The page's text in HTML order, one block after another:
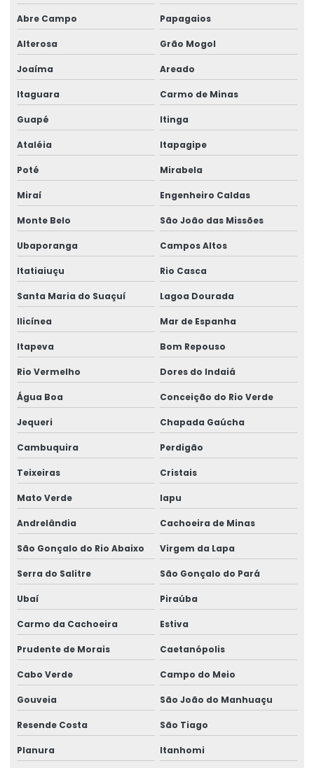
Abre Campo Papagaios
Alterosa Grão Mogol
Joaíma Areado
Itaguara Carmo de Minas
Guapé Itinga
Ataléia Itapagipe
Poté Mirabela
Miraí Engenheiro Caldas
Monte Belo São João das Missões
Ubaporanga Campos Altos
Itatiaiuçu Rio Casca
Santa Maria do Suaçuí Lagoa Dourada
Ilicínea Mar de Espanha
Itapeva Bom Repouso
Rio Vermelho Dores do Indaiá
Água Boa Conceição do Rio Verde
Jequeri Chapada Gaúcha
Cambuquira Perdigão
Teixeiras Cristais
Mato Verde Iapu
Andrelândia Cachoeira de Minas
São Gonçalo do Rio Abaixo Virgem da Lapa
Serra do Salitre São Gonçalo do Pará
Ubaí Piraúba
Carmo da Cachoeira Estiva
Prudente de Morais Caetanópolis
Cabo Verde Campo do Meio
Gouveia São João do Manhuaçu
Resende Costa São Tiago
Planura Itanhomi